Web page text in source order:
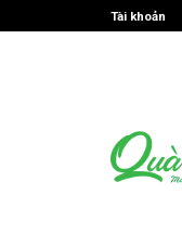
to
Tài khoản